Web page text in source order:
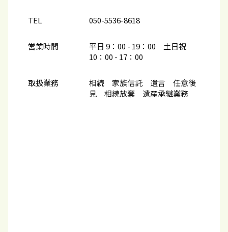
TEL 050-5536-8618
営業時間
平日 9：00 - 19：00 土日祝
10：00​ - 17：00
取扱業務
相続 家族信託 遺言 任意後
見 相続放棄 遺産承継業務